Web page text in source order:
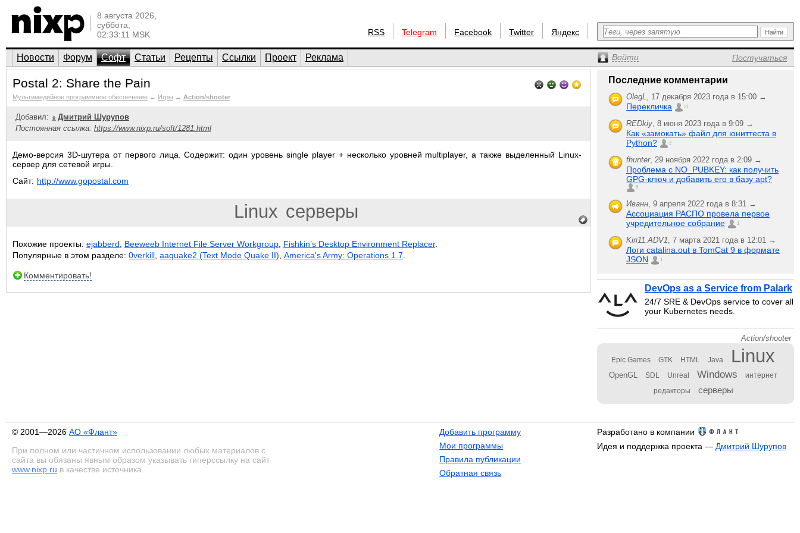
8 августа 2026,
суббота,
02:33:11 MSK
RSS Telegram Facebook Twitter Яндекс
Новости Форум Софт Статьи Рецепты Ссылки Проект Реклама Войти Постучаться
Postal 2: Share the Pain
Мультимедийное программное обеспечение → Игры → Action/shooter
Добавил:
Дмитрий Шурупов
Постоянная ссылка: https://www.nixp.ru/soft/1281.html
Демо-версия 3D-шутера от первого лица. Содержит: один уровень single player + несколько уровней multiplayer, а также выделенный Linux-
сервер для сетевой игры.
Сайт: http://www.gopostal.com
Linux серверы
Похожие проекты: ejabberd Beeweeb Internet File Server Workgroup Fishkin’s Desktop Environment Replacer.
Популярные в этом разделе: 0verkill aaquake2 (Text Mode Quake II) America's Army: Operations 1.7
Комментировать!
Последние комментарии
OlegL, 17 декабря 2023 года в 15:00 →
Перекличка 21
REDkiy, 8 июня 2023 года в 9:09 →
Как «замокать» файл для юниттеста в
Python?
2
fhunter, 29 ноября 2022 года в 2:09 →
Проблема с NO_PUBKEY: как получить
GPG-ключ и добавить его в базу apt?
6
Иванн, 9 апреля 2022 года в 8:31 →
Ассоциация РАСПО провела первое
учредительное собрание
1
Kiri11.ADV1, 7 марта 2021 года в 12:01 →
Логи catalina.out в TomCat 9 в формате
JSON
1
DevOps as a Service from Palark
24/7 SRE & DevOps service to cover all
your Kubernetes needs.
Action/shooter
Epic Games GTK HTML Java Linux
OpenGL SDL Unreal Windows интернет
редакторы серверы
© 2001—2026 АО «Флант»
При полном или частичном использовании любых материалов с
сайта вы обязаны явным образом указывать гиперссылку на сайт
www.nixp.ru в качестве источника.
Добавить программу
Мои программы
Правила публикации
Обратная связь
Разработано в компании
Идея и поддержка проекта — Дмитрий Шурупов